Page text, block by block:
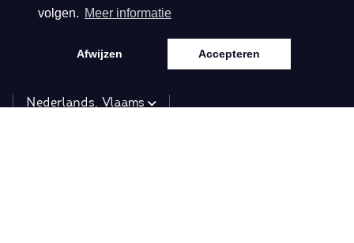
volgen. Meer informatie
Afwijzen Accepteren
Nederlands, Vlaams